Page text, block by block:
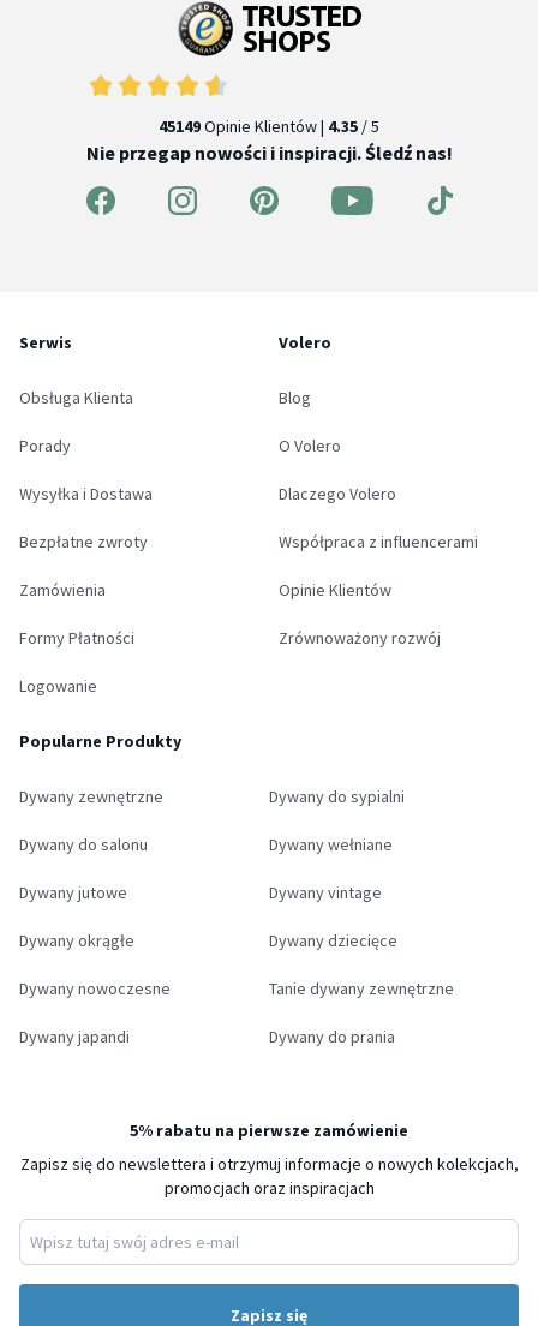
45149Opinie Klientów | 4.35 / 5
Nie przegap nowości i inspiracji. Śledź nas!
Serwis
Obsługa Klienta
Porady
Wysyłka i Dostawa
Bezpłatne zwroty
Zamówienia
Formy Płatności
Logowanie
Volero
Blog
O Volero
Dlaczego Volero
Współpraca z influencerami
Opinie Klientów
Zrównoważony rozwój
Popularne Produkty
Dywany zewnętrzne Dywany do sypialni
Dywany do salonu Dywany wełniane
Dywany jutowe Dywany vintage
Dywany okrągłe Dywany dziecięce
Dywany nowoczesne Tanie dywany zewnętrzne
Dywany japandi Dywany do prania
5% rabatu na pierwsze zamówienie
Zapisz się do newslettera i otrzymuj informacje o nowych kolekcjach,
promocjach oraz inspiracjach
Zapisz się